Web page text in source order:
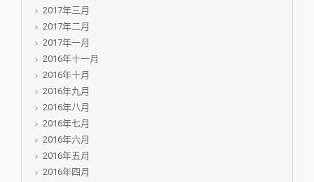
2017年三月
2017年二月
2017年一月
2016年十一月
2016年十月
2016年九月
2016年八月
2016年七月
2016年六月
2016年五月
2016年四月